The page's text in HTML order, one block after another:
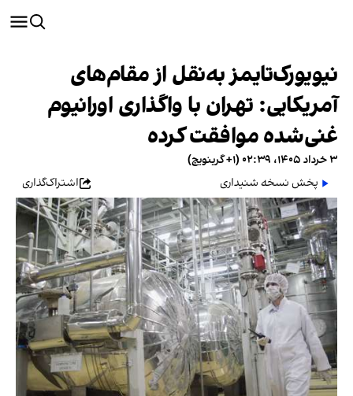
نیویورک‌تایمز به‌نقل از مقام‌های
آمریکایی: تهران با واگذاری اورانیوم
غنی‌شده موافقت کرده
۳ خرداد ۱۴۰۵، ۰۲:۳۹ (‎+۱ گرینویچ)
پخش نسخه شنیداری
اشتراک‌گذاری